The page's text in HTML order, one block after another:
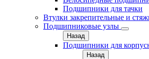
Подшипники для тачки
Втулки закрепительные и
Подшипниковые узлы
Назад
Подшипники для
Назад